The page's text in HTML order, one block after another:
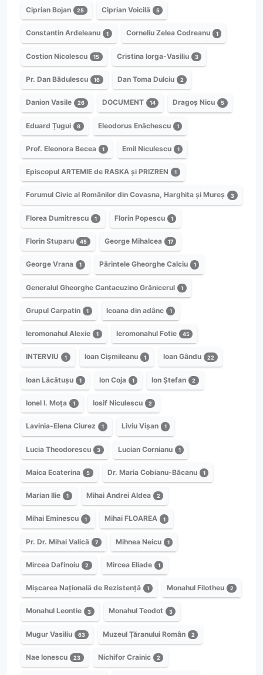
Ciprian Bojan 25 Ciprian Voicilă 5
Constantin Ardeleanu 1 Corneliu Zelea Codreanu 1
Costion Nicolescu 15 Cristina Iorga-Vasiliu 3
Pr. Dan Bădulescu 16 Dan Toma Dulciu 2
Danion Vasile 26 DOCUMENT 14 Dragoș Nicu 5
Eduard Țugui 8 Eleodorus Enăchescu 1
Prof. Eleonora Becea 1 Emil Niculescu 1
Episcopul ARTEMIE de RASKA și PRIZREN 1
Forumul Civic al Românilor din Covasna, Harghita și Mureș 3
Florea Dumitrescu 1 Florin Popescu 1
Florin Stuparu 45 George Mihalcea 17
George Vrana 1 Părintele Gheorghe Calciu 1
Generalul Gheorghe Cantacuzino Grănicerul 1
Grupul Carpatin 1 Icoana din adânc 1
Ieromonahul Alexie 1 Ieromonahul Fotie 45
INTERVIU 1 Ioan Cișmileanu 1 Ioan Gându 22
Ioan Lăcătușu 1 Ion Coja 1 Ion Ștefan 2
Ionel I. Moța 1 Iosif Niculescu 2
Lavinia-Elena Ciurez 1 Liviu Vișan 1
Lucia Theodorescu 3 Lucian Cornianu 1
Maica Ecaterina 5 Dr. Maria Cobianu-Băcanu 1
Marian Ilie 1 Mihai Andrei Aldea 2
Mihai Eminescu 1 Mihai FLOAREA 1
Pr. Dr. Mihai Valică 7 Mihnea Neicu 1
Mircea Dafinoiu 2 Mircea Eliade 1
Mișcarea Națională de Rezistență 1 Monahul Filotheu 2
Monahul Leontie 3 Monahul Teodot 3
Mugur Vasiliu 63 Muzeul Țăranului Român 2
Nae Ionescu 23 Nichifor Crainic 2